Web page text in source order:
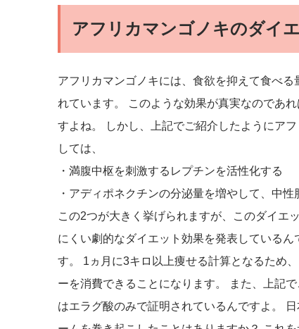
アフリカマンゴノキのダイ
アフリカマンゴノキには、食欲を抑えて食べ
れています。 このような効果が真実なのであ
すよね。 しかし、上記でご紹介したようにア
しては、
・満腹中枢を刺激するレプチンを活性化する
・アディポネクチンの分泌量を増やして、中
この2つが大きく挙げられますが、このダイエ
にくい劇的なダイエット効果を発表している
す。 1ヵ月に3キロ以上痩せる計算となるため
ーを消費できることになります。 また、上記
はエラグ酸のみで証明されているんですよ。